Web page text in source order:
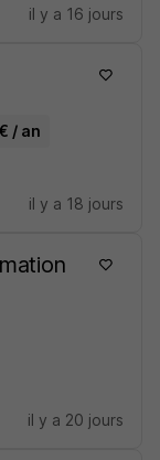
il y a 16 jours
/ an
il y a 18 jours
il y a 20 jours